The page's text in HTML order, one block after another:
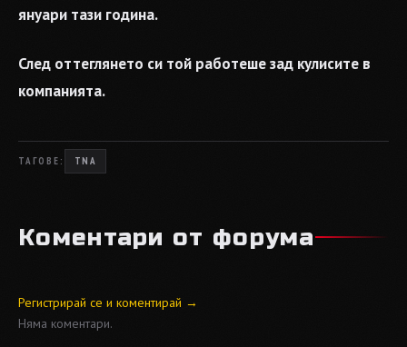
януари тази година.
След оттеглянето си той работеше зад кулисите в
компанията.
ТАГОВЕ: TNA
Коментари от форума
Регистрирай се и коментирай →
Няма коментари.